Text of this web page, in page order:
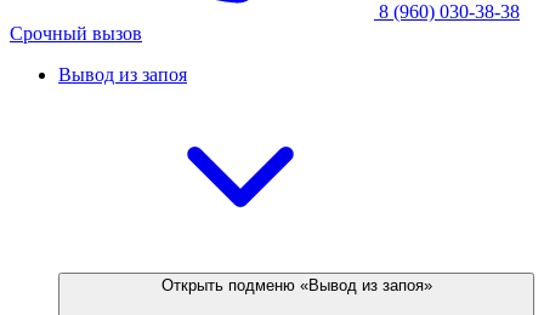
8 (960) 030-38-38
Срочный вызов
Вывод из запоя
Открыть подменю «Вывод из запоя»